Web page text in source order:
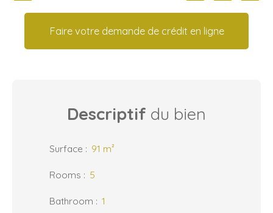
Faire votre demande de crédit en ligne
Descriptif du bien
Surface : 91 m²
Rooms : 5
Bathroom : 1